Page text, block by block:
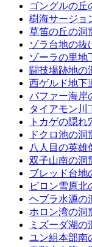
ゴングルの丘
樹海サージョ
草笛の丘の洞
ゾラ台地の抜
ゾーラの里地
闘技場跡地の
西ゲルド地下
パファー海岸
タイアモン川
トカゲの隠れ
ドクロ池の洞
八人目の英雄
双子山南の洞
ブレッド台地
ビロン雪原北
ヘブラ水源の
ホロン湾の洞
ミズーダ湖の
ユン組本部南